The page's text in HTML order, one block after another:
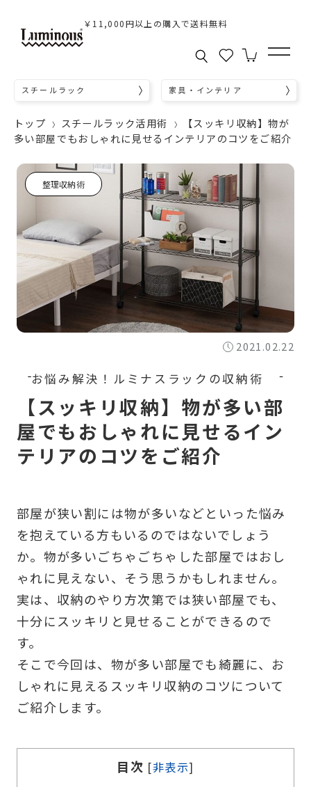
￥11,000円以上の購入で送料無料
スチールラック 家具・インテリア
トップ スチールラック活用術
【スッキリ収納】物が
多い部屋でもおしゃれに見せるインテリアのコツをご紹介
整理収納術
2021.02.22
【スッキリ収納】物が多い部
屋でもおしゃれに見せるイン
テリアのコツをご紹介
部屋が狭い割には物が多いなどといった悩み
を抱えている方もいるのではないでしょう
か。物が多いごちゃごちゃした部屋ではおし
ゃれに見えない、そう思うかもしれません。
実は、収納のやり方次第では狭い部屋でも、
十分にスッキリと見せることができるので
す。
そこで今回は、物が多い部屋でも綺麗に、お
しゃれに見えるスッキリ収納のコツについて
ご紹介します。
目次 [非表示]